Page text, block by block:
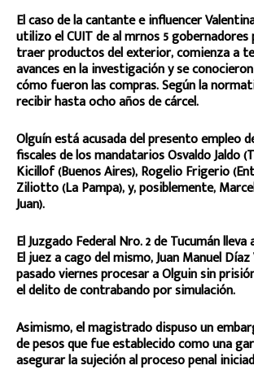
El caso de la cantante e influencer
utilizo el CUIT de al mrnos 5 gobernadores
traer productos del exterior, comienza a
avances en la investigación y se
cómo fueron las compras. Según la
recibir hasta ocho años de cárcel.
Olguín está acusada del presento empleo
fiscales de los mandatarios Osvaldo Jaldo
Kicillof (Buenos Aires), Rogelio Frigerio
Ziliotto (La Pampa), y, posiblemente,
Juan).
El Juzgado Federal Nro. 2 de Tucumán
El juez a cago del mismo, Juan Manuel
pasado viernes procesar a Olguin sin
el delito de contrabando por simulación.
Asimismo, el magistrado dispuso un
de pesos que fue establecido como una
asegurar la sujeción al proceso penal